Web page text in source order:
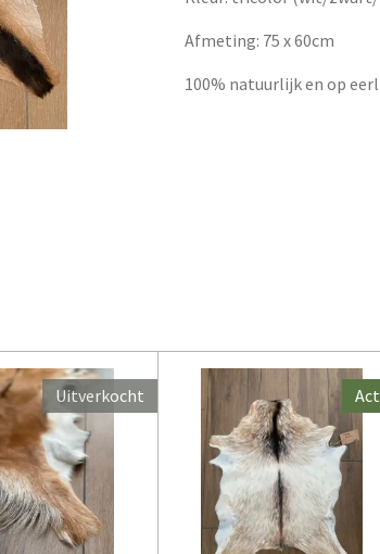
Afmeting: 75 x 60cm
100% natuurlijk en op
Uitverkocht